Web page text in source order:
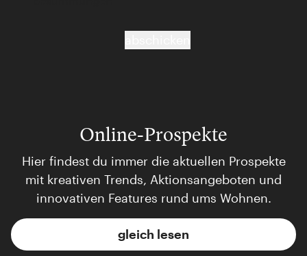
Online-Prospekte
Hier findest du immer die aktuellen Prospekte
mit kreativen Trends, Aktionsangeboten und
innovativen Features rund ums Wohnen.
gleich lesen